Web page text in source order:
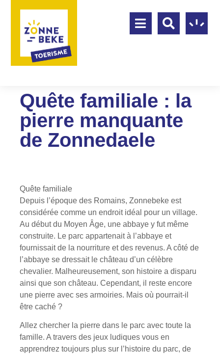
Quête familiale : la
pierre manquante
de Zonnedaele
Quête familiale
Depuis l’époque des Romains, Zonnebeke est
considérée comme un endroit idéal pour un village.
Au début du Moyen Âge, une abbaye y fut même
construite. Le parc appartenait à l’abbaye et
fournissait de la nourriture et des revenus. A côté de
l’abbaye se dressait le château d’un célèbre
chevalier. Malheureusement, son histoire a disparu
ainsi que son château. Cependant, il reste encore
une pierre avec ses armoiries. Mais où pourrait-il
être caché ?
Allez chercher la pierre dans le parc avec toute la
famille. A travers des jeux ludiques vous en
apprendrez toujours plus sur l’histoire du parc, de